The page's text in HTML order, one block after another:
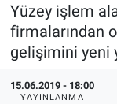
Yüzey işlem
firmalarından
gelişimini yeni
15.06.2019 - 18:00
YAYINLANMA
HaberOrtak
EndüstriST
Enerjisini